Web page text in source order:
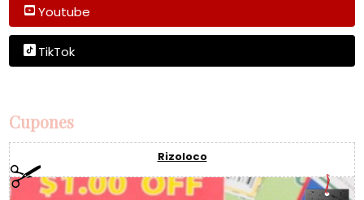
Youtube
TikTok
Cupones
Rizoloco